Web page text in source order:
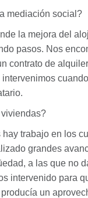
mediación social?
la mejora del
pasos. Nos
contrato de
trabajo en los
grandes
a las que no
intervenido para
un